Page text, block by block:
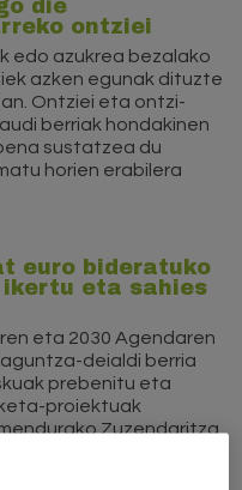
die
ontziei
edo azukrea bezalako
azken egunak dituzte
Ontziei eta ontzi-
berriak hondakinen
sustatzea du
horien erabilera
euro bideratuko
eta sahies
eta 2030 Agendaren
deialdi berria
prebenitu eta
proiektuak
Zuzendaritza